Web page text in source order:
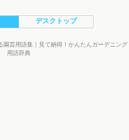
デスクトップ
芸用語集｜見て納得！かんたんガーデニング
用語辞典